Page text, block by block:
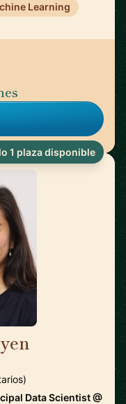
Learning
Data Scientist @
1 plaza disponible